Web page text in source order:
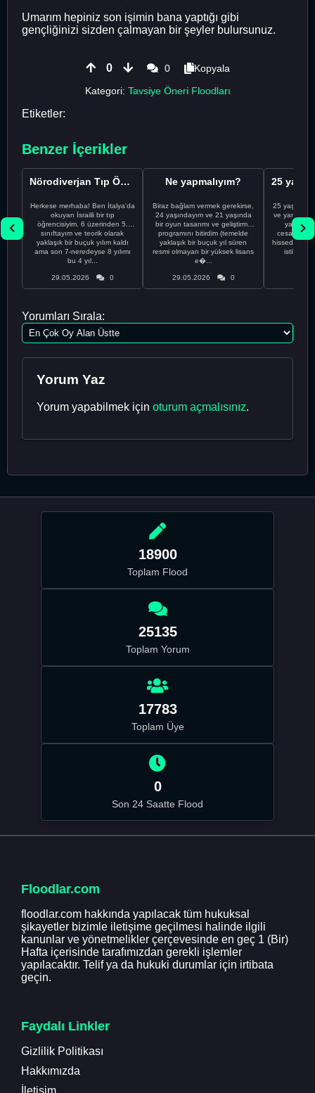
Umarım hepiniz son işimin bana yaptığı gibi
gençliğinizi sizden çalmayan bir şeyler bulursunuz.
0 0
Kopyala
Kategori: Tavsiye Öneri Floodları
Etiketler:
Benzer İçerikler
Nörodiverjan Tıp Öğrencisi Yeni Bir Yol Arıyor
Herkese merhaba! Ben İtalya'da
okuyan İsrailli bir tıp
öğrencisiyim. 6 üzerinden 5.
sınıftayım ve teorik olarak
yaklaşık bir buçuk yılım kaldı
ama son 7-neredeyse 8 yılımı
bu 4 yıl...
29.05.2026 0
Ne yapmalıyım?
Biraz bağlam vermek gerekirse,
24 yaşındayım ve 21 yaşında
bir oyun tasarımı ve geliştirme
programını bitirdim (temelde
yaklaşık bir buçuk yıl süren
resmi olmayan bir yüksek lisans
e�...
29.05.2026 0
25
ve yanlış
cesaretimin
Yorumları Sırala:
Yorum Yaz
Yorum yapabilmek için oturum açmalısınız.
18900
Toplam Flood
25135
Toplam Yorum
17783
Toplam Üye
0
Son 24 Saatte Flood
Floodlar.com
floodlar.com hakkında yapılacak tüm hukuksal
şikayetler bizimle iletişime geçilmesi halinde ilgili
kanunlar ve yönetmelikler çerçevesinde en geç 1 (Bir)
Hafta içerisinde tarafımızdan gerekli işlemler
yapılacaktır. Telif ya da hukuki durumlar için irtibata
geçin.
Faydalı Linkler
Gizlilik Politikası
Hakkımızda